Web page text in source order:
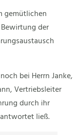
gemütlichen
der
bei Herrn Janke,
Vertriebsleiter
durch ihr
ließ.